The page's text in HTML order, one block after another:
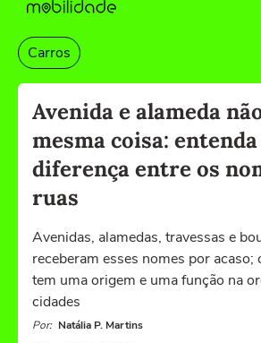
Carros
Avenida e alameda
mesma coisa: entenda
diferença entre os
ruas
Avenidas, alamedas, travessas e
receberam esses nomes por acaso;
tem uma origem e uma função na
cidades
Por: Natália P. Martins